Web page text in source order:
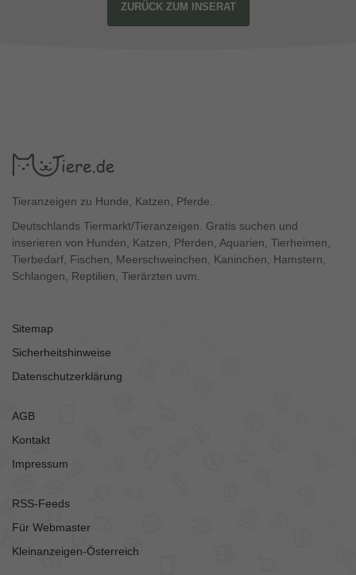
ZURÜCK ZUM INSERAT
Tieranzeigen zu Hunde, Katzen, Pferde.
Deutschlands Tiermarkt/Tieranzeigen. Gratis suchen und
inserieren von Hunden, Katzen, Pferden, Aquarien, Tierheimen,
Tierbedarf, Fischen, Meerschweinchen, Kaninchen, Hamstern,
Schlangen, Reptilien, Tierärzten uvm.
Sitemap
Sicherheitshinweise
Datenschutzerklärung
AGB
Kontakt
Impressum
RSS-Feeds
Für Webmaster
Kleinanzeigen-Österreich